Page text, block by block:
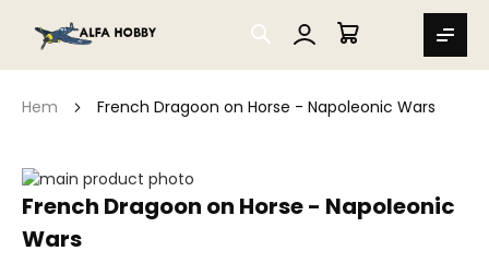
SEARCH
MIN VARUKORG
Hem French Dragoon on Horse - Napoleonic Wars
French Dragoon on Horse - Napoleonic
Wars
Hoppa
till
av
Hoppa
början